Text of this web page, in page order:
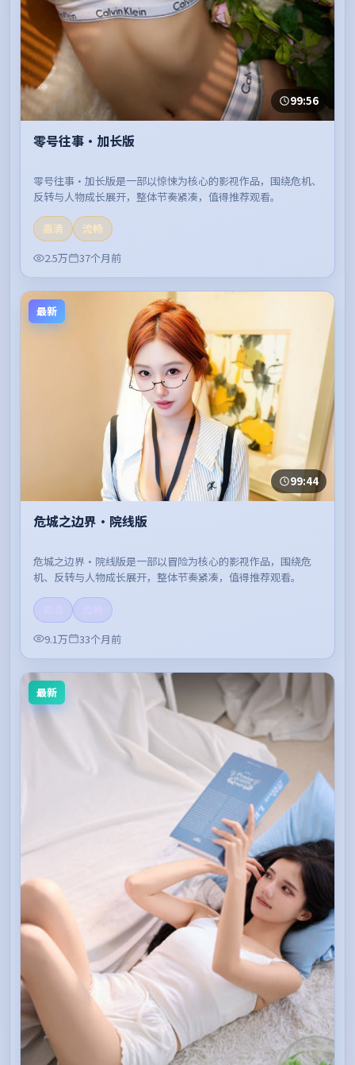
99:56
零号往事·加长版
零号往事·加长版是一部以惊悚为核心的影视作品，围绕危机、
反转与人物成长展开，整体节奏紧凑，值得推荐观看。
高清
流畅
2.5万
37个月前
最新
99:44
危城之边界·院线版
危城之边界·院线版是一部以冒险为核心的影视作品，围绕危
机、反转与人物成长展开，整体节奏紧凑，值得推荐观看。
9.1万
33个月前
最新